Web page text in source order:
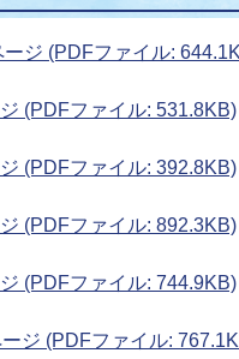
ージ (PDFファイル:
(PDFファイル: 531.8KB)
(PDFファイル: 392.8KB)
(PDFファイル: 892.3KB)
(PDFファイル: 744.9KB)
ジ (PDFファイル: